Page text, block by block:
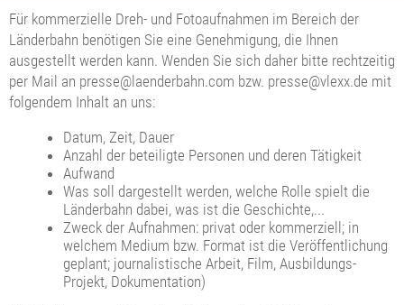
Für kommerzielle Dreh- und Fotoaufnahmen im Bereich der
Länderbahn benötigen Sie eine Genehmigung, die Ihnen
ausgestellt werden kann. Wenden Sie sich daher bitte rechtzeitig
per Mail an presse@laenderbahn.com bzw. presse@vlexx.de mit
folgendem Inhalt an uns:
Datum, Zeit, Dauer
Anzahl der beteiligte Personen und deren Tätigkeit
Aufwand
Was soll dargestellt werden, welche Rolle spielt die
Länderbahn dabei, was ist die Geschichte,...
Zweck der Aufnahmen: privat oder kommerziell; in
welchem Medium bzw. Format ist die Veröffentlichung
geplant; journalistische Arbeit, Film, Ausbildungs-
Projekt, Dokumentation)